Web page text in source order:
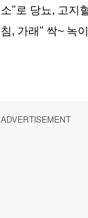
ADVERTISEMENT